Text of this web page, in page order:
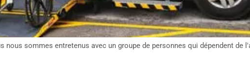
sommes entretenus avec un groupe de personnes qui dépendent de